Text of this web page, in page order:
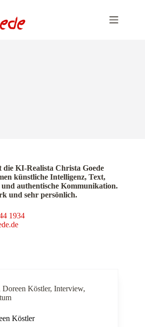
die KI-Realista Christa Goede
künstliche Intelligenz, Text,
und authentische Kommunikation.
und sehr persönlich.
1934
Doreen Köstler, Interview,
Köstler